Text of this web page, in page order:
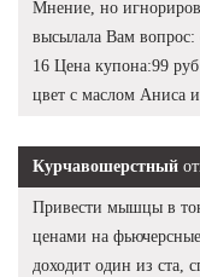
Мнение, но
высылала Вам вопрос:
16 Цена купона:99
цвет с маслом Аниса
Курчавошерстный
Привести мышцы в
ценами на
доходит один из ста,